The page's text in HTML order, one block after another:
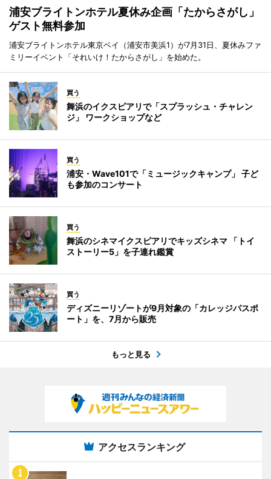
浦安ブライトンホテル夏休み企画「たからさがし」
ゲスト無料参加
浦安ブライトンホテル東京ベイ（浦安市美浜1）が7月31日、夏休みファ
ミリーイベント「それいけ！たからさがし」を始めた。
買う
舞浜のイクスピアリで「スプラッシュ・チャレン
ジ」 ワークショップなど
買う
浦安・Wave101で「ミュージックキャンプ」 子ど
も参加のコンサート
買う
舞浜のシネマイクスピアリでキッズシネマ 「トイ
ストーリー5」を子連れ鑑賞
買う
ディズニーリゾートが9月対象の「カレッジパスポ
ート」を、7月から販売
もっと見る
アクセスランキング